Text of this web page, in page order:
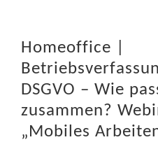
Homeoffice |
DSGVO – Wie
zusammen?
„Mobiles